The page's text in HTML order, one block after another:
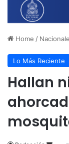
Home /
Lo Más Reciente
Hallan